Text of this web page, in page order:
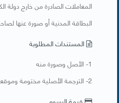
المعاملات الصادرة من خارج دولة
البطاقة المدنية أو صورة عنها
المستندات المطلوبة
​1- الأصل وصورة منه
2- الترجمة الأصلية مختومة وموقعة من مكتب الترجمة